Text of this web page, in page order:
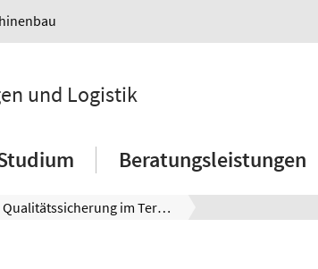
und Logistik
Beratungsleistungen
Qualitätssicherung im Terminwesen der Werkstattfertigung